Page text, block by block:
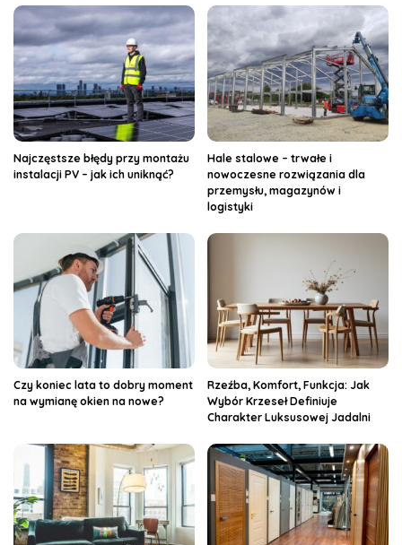
Najczęstsze błędy przy montażu
instalacji PV – jak ich uniknąć?
Hale stalowe – trwałe i
nowoczesne rozwiązania dla
przemysłu, magazynów i
logistyki
Czy koniec lata to dobry moment
na wymianę okien na nowe?
Rzeźba, Komfort, Funkcja: Jak
Wybór Krzeseł Definiuje
Charakter Luksusowej Jadalni